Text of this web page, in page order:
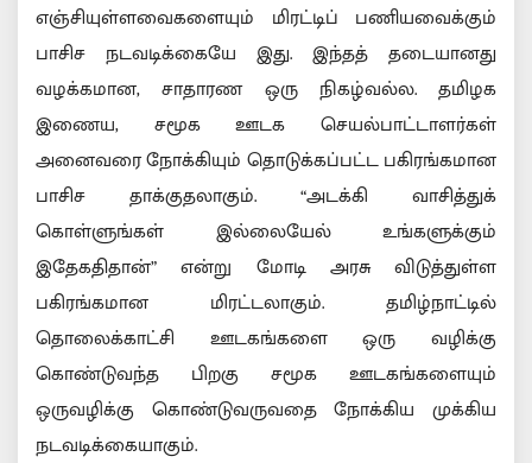
எஞ்சியுள்ளவைகளையும் மிரட்டிப் பணியவைக்கும்
பாசிச நடவடிக்கையே இது. இந்தத் தடையானது
வழக்கமான, சாதாரண ஒரு நிகழ்வல்ல. தமிழக
இணைய, சமூக ஊடக செயல்பாட்டாளர்கள்
அனைவரை நோக்கியும் தொடுக்கப்பட்ட பகிரங்கமான
பாசிச தாக்குதலாகும். “அடக்கி வாசித்துக்
கொள்ளுங்கள் இல்லையேல் உங்களுக்கும்
இதேகதிதான்” என்று மோடி அரசு விடுத்துள்ள
பகிரங்கமான மிரட்டலாகும். தமிழ்நாட்டில்
தொலைக்காட்சி ஊடகங்களை ஒரு வழிக்கு
கொண்டுவந்த பிறகு சமூக ஊடகங்களையும்
ஒருவழிக்கு கொண்டுவருவதை நோக்கிய முக்கிய
நடவடிக்கையாகும்.